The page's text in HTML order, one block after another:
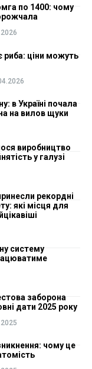
по 1400: чому
риба: ціни можуть
в Україні почала
на вилов щуки
виробництво
у галузі
рекордні
які місця для
систему
заборона
дати 2025 року
чому це